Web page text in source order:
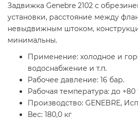
Задвижка Genebre 2102 с
установки, расстояние между
невыдвижным штоком,
минимальны.
Применение: холодное и
водоснабжение и т.п.
Рабочее давление: 16 бар.
Рабочая температура: до +80
Производство: GENEBRE,
Вес: 180,0 кг